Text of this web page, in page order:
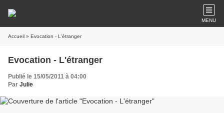
MENU
Accueil » Evocation - L'étranger
Evocation - L'étranger
Publié le 15/05/2011 à 04:00
Par Julie